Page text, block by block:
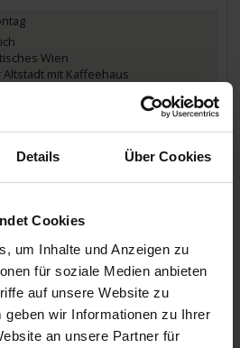
Details Über Cookies
Cookies
um Inhalte und Anzeigen zu
für soziale Medien anbieten
auf unsere Website zu
geben wir Informationen zu Ihrer
an unsere Partner für
Wien
mit Kaffeehaus
Puszta Tanycsárda